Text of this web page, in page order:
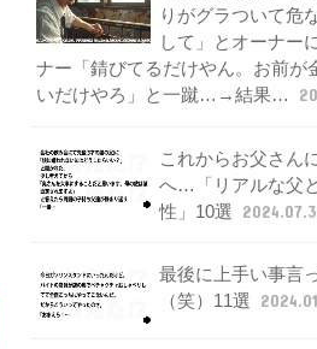
りがグラついて危
して」とオーナー
ナー「錆びてるだけやん。お前が
いだけやろ」と一蹴…→結果…
これからお父さん
へ…「リアルな父
性」10選
最後に上手い事言
（笑）11選